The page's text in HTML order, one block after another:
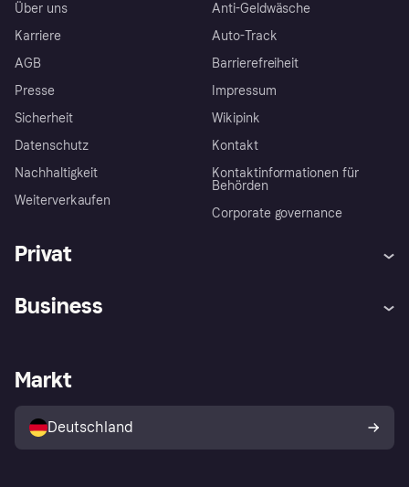
Über uns
Karriere
AGB
Presse
Sicherheit
Datenschutz
Nachhaltigkeit
Weiterverkaufen
Anti-Geldwäsche
Auto-Track
Barrierefreiheit
Impressum
Wikipink
Kontakt
Kontaktinformationen für
Behörden
Corporate governance
Privat
Klarna App
Shops entdecken
Käuferschutzrichtlinie
Dein Widerrufsrecht
Business
Händlerportal
Markt
Deutschland